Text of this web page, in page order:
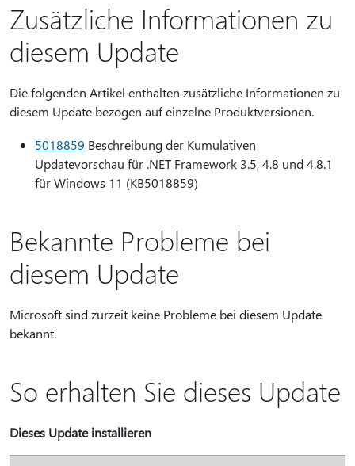
Zusätzliche Informationen zu
diesem Update
Die folgenden Artikel enthalten zusätzliche Informationen zu
diesem Update bezogen auf einzelne Produktversionen.
5018859 Beschreibung der Kumulativen
Updatevorschau für .NET Framework 3.5, 4.8 und 4.8.1
für Windows 11 (KB5018859)
Bekannte Probleme bei
diesem Update
Microsoft sind zurzeit keine Probleme bei diesem Update
bekannt.
So erhalten Sie dieses Update
Dieses Update installieren